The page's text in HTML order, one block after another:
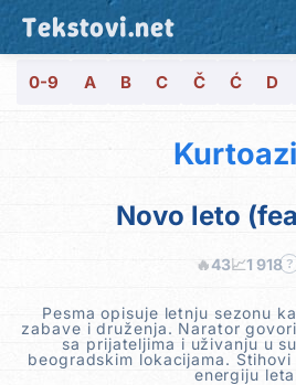
Tekstovi.net
0-9 A B C Č Ć D
Novo leto
🔥43📈1 918 ?
Pesma opisuje letnju sezonu
zabave i druženja. Narator
sa prijateljima i uživanju u
beogradskim lokacijama.
energiju